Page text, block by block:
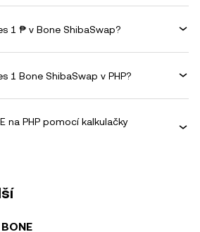
1 ₱ v Bone ShibaSwap?
1 Bone ShibaSwap v PHP?
na PHP pomocí kalkulačky